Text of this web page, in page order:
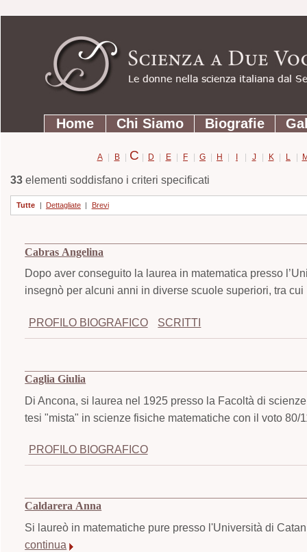
contenuti.
Strumenti
personali
SezioniHome Chi Siamo Biografie
A | B | C | D | E | F | G | H | I | J | K | L |
33elementi soddisfano i criteri specificati
Tutte | Dettagliate | Brevi
Cabras Angelina
Dopo aver conseguito la laurea in matematica presso
insegnò per alcuni anni in diverse scuole superiori, tra
PROFILO BIOGRAFICO SCRITTI
Caglia Giulia
Di Ancona, si laurea nel 1925 presso la Facoltà di
tesi "mista" in scienze fisiche matematiche con il voto 80/
PROFILO BIOGRAFICO
Caldarera Anna
Si laureò in matematiche pure presso l'Università di
continua